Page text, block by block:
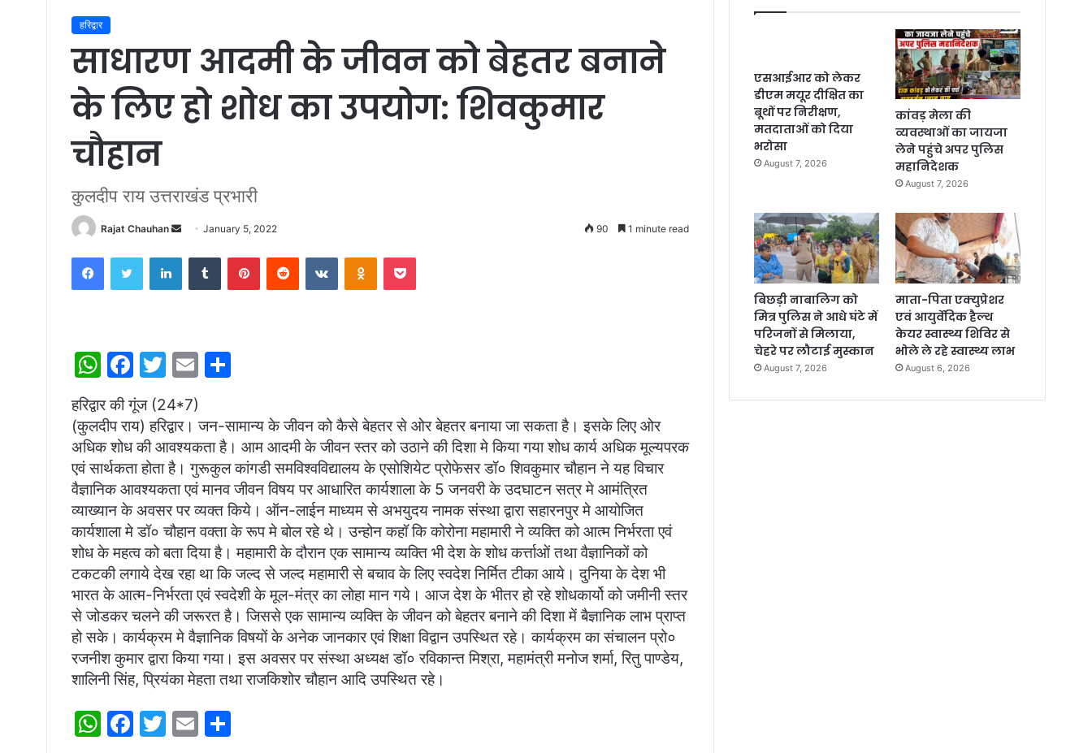
हरिद्वार
साधारण आदमी के जीवन को बेहतर बनाने
के लिए हो शोध का उपयोग: शिवकुमार
चौहान
कुलदीप राय उत्तराखंड प्रभारी
Rajat Chauhan
Send
email
January 5, 2022 90 1 minute read
FacebookTwitter LinkedInTumblr PinterestReddit VKontakteOdnoklassniki
Pocket
W
at
s
A
p
p
F
a
c
e
b
o
o
k
T
itt
er
E
ai
l
ar
e
हरिद्वार की गूंज (24*7)
(कुलदीप राय) हरिद्वार। जन-सामान्य के जीवन को कैसे बेहतर से ओर बेहतर बनाया जा सकता है। इसके लिए ओर
अधिक शोध की आवश्यकता है। आम आदमी के जीवन स्तर को उठाने की दिशा मे किया गया शोध कार्य अधिक मूल्यपरक
एवं सार्थकता होता है। गुरूकुल कांगडी समविश्वविद्यालय के एसोशियेट प्रोफेसर डॉ० शिवकुमार चौहान ने यह विचार
वैज्ञानिक आवश्यकता एवं मानव जीवन विषय पर आधारित कार्यशाला के 5 जनवरी के उदघाटन सत्र मे आमंत्रित
व्याख्यान के अवसर पर व्यक्त किये। ऑन-लाईन माध्यम से अभयुदय नामक संस्था द्वारा सहारनपुर मे आयोजित
कार्यशाला मे डॉ० चौहान वक्ता के रूप मे बोल रहे थे। उन्होन कहॉ कि कोरोना महामारी ने व्यक्ति को आत्म निर्भरता एवं
शोध के महत्व को बता दिया है। महामारी के दौरान एक सामान्य व्यक्ति भी देश के शोध कर्त्ताओं तथा वैज्ञानिकों को
टकटकी लगाये देख रहा था कि जल्द से जल्द महामारी से बचाव के लिए स्वदेश निर्मित टीका आये। दुनिया के देश भी
भारत के आत्म-निर्भरता एवं स्वदेशी के मूल-मंत्र का लोहा मान गये। आज देश के भीतर हो रहे शोधकार्यो को जमीनी स्तर
से जोडकर चलने की जरूरत है। जिससे एक सामान्य व्यक्ति के जीवन को बेहतर बनाने की दिशा में बैज्ञानिक लाभ प्राप्त
हो सके। कार्यक्रम मे वैज्ञानिक विषयों के अनेक जानकार एवं शिक्षा विद्वान उपस्थित रहे। कार्यक्रम का संचालन प्रो०
रजनीश कुमार द्वारा किया गया। इस अवसर पर संस्था अध्यक्ष डॉ० रविकान्त मिश्रा, महामंत्री मनोज शर्मा, रितु पाण्डेय,
शालिनी सिंह, प्रियंका मेहता तथा राजकिशोर चौहान आदि उपस्थित रहे।
W F
T
E
एसआईआर को लेकर
डीएम मयूर दीक्षित का
बूथों पर निरीक्षण,
मतदाताओं को दिया
भरोसा
August 7, 2026
कांवड़ मेला की
व्यवस्थाओं का जायजा
लेने पहुंचे अपर पुलिस
महानिदेशक
August 7, 2026
बिछड़ी नाबालिग को
मित्र पुलिस ने आधे घंटे में
परिजनों से मिलाया,
चेहरे पर लौटाई मुस्कान
August 7, 2026
माता-पिता एक्युप्रेशर
एवं आयुर्वेदिक हैल्थ
केयर स्वास्थ्य शिविर से
भोले ले रहे स्वास्थ्य लाभ
August 6, 2026